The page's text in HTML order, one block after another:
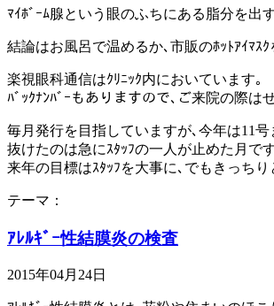
ﾏｲﾎﾞｰﾑ腺という眼のふちにある脂分を出
結論はお風呂で温めるか､市販のﾎｯﾄｱｲﾏｽｸ
楽視眼科通信はｸﾘﾆｯｸ内においています｡
ﾊﾞｯｸﾅﾝﾊﾞｰもありますので､ご来院の際は
毎月発行を目指していますが､今年は11号
抜けたのは急にｽﾀｯﾌの一人が止めた月で
来年の目標はｽﾀｯﾌを大事に､でもきっちり
テーマ：
ｱﾚﾙｷﾞｰ性結膜炎の検査
2015年04月24日